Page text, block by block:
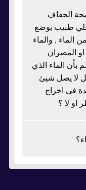
الجفاف
علي طبيب بوضع
, والماء
المصران
بأن الماء الذي
لا يصل شيئ
في اخراج
او لا ؟